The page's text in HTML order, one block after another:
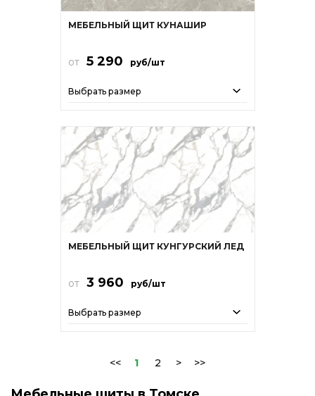
МЕБЕЛЬНЫЙ ЩИТ КУНАШИР
от 5 290 руб/шт
Выбрать размер
МЕБЕЛЬНЫЙ ЩИТ КУНГУРСКИЙ ЛЕД
от 3 960 руб/шт
Выбрать размер
<< 1 2 > >>